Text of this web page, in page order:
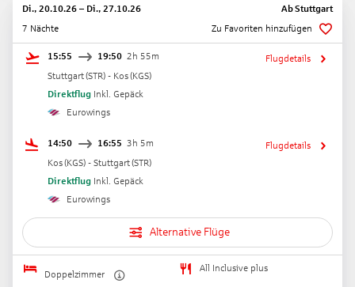
Di., 20.10.26 – Di., 27.10.26 AbStuttgart
7 Nächte
Zu Favoriten hinzufügen
15:55 19:50 2h 55m
Stuttgart(STR) - Kos(KGS)
Direktflug Inkl. Gepäck
Eurowings
Flugdetails
14:50 16:55 3h 5m
Kos(KGS) - Stuttgart(STR)
Direktflug Inkl. Gepäck
Eurowings
Flugdetails
Alternative Flüge
Doppelzimmer
All Inclusive plus